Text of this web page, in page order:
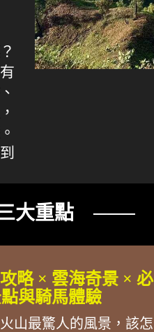
大重點 ───
略 × 雲海奇景 × 必
與騎馬體驗
山最驚人的風景，該怎